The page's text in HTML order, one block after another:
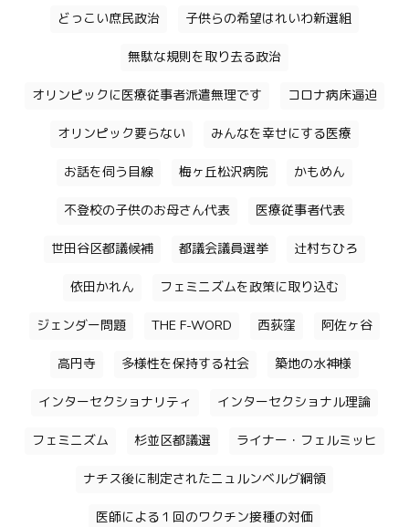
どっこい庶民政治 子供らの希望はれいわ新選組
無駄な規則を取り去る政治
オリンピックに医療従事者派遣無理です コロナ病床逼迫
オリンピック要らない みんなを幸せにする医療
お話を伺う目線 梅ヶ丘松沢病院 かもめん
不登校の子供のお母さん代表 医療従事者代表
世田谷区都議候補 都議会議員選挙 辻村ちひろ
依田かれん フェミニズムを政策に取り込む
ジェンダー問題 THE F-WORD 西荻窪 阿佐ヶ谷
高円寺 多様性を保持する社会 築地の水神様
インターセクショナリティ インターセクショナル理論
フェミニズム 杉並区都議選 ライナー・フェルミッヒ
ナチス後に制定されたニュルンベルグ綱領
医師による１回のワクチン接種の対価